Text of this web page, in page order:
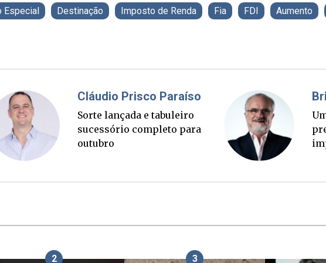
Especial Destinação Imposto de Renda Fia FDI Aumento
Fabiano Bordignon
Ponte Anita Garibaldi virou
palanque eleitoral
2 3